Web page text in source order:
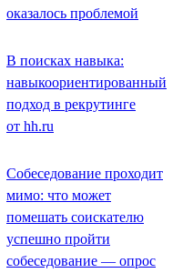
оказалось проблемой
В поисках навыка:
навыкоориентированный
подход в рекрутинге
от hh.ru
Собеседование проходит
мимо: что может
помешать соискателю
успешно пройти
собеседование — опрос